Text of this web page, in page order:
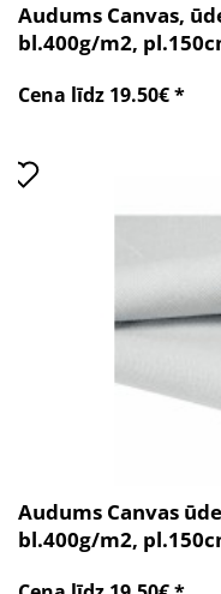
Audums Canvas,
bl.400g/m2,
Cena līdz 19.50€ *
Audums Canvas
bl.400g/m2,